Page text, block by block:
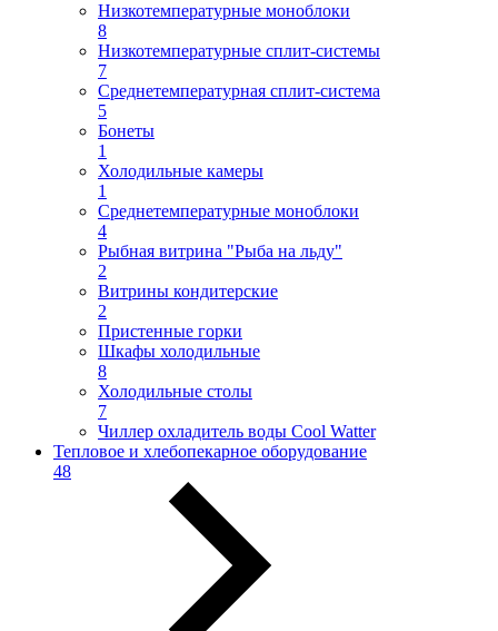
Низкотемпературные моноблоки
8
Низкотемпературные сплит-системы
7
Среднетемпературная сплит-система
5
Бонеты
1
Холодильные камеры
1
Среднетемпературные моноблоки
4
Рыбная витрина "Рыба на льду"
2
Витрины кондитерские
2
Пристенные горки
Шкафы холодильные
8
Холодильные столы
7
Чиллер охладитель воды Cool Watter
Тепловое и хлебопекарное оборудование
48